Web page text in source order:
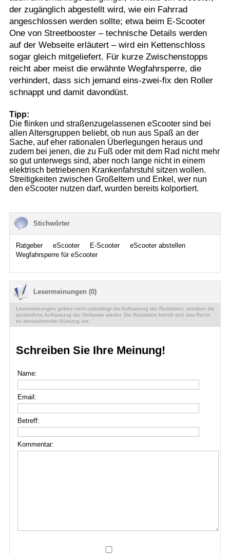
der zugänglich abgestellt wird, wie ein Fahrrad
angeschlossen werden sollte; etwa beim E-Scooter
One von Streetbooster – technische Details werden
auf der Webseite erläutert – wird ein Kettenschloss
sogar gleich mitgeliefert. Für kurze Zwischenstopps
reicht aber meist die erwähnte Wegfahrsperre, die
verhindert, dass sich jemand eins-zwei-fix den Roller
schnappt und damit davondüst.
Tipp:
Die flinken und straßenzugelassenen eScooter sind bei
allen Altersgruppen beliebt, ob nun aus Spaß an der
Sache, auf eher rationalen Überlegungen heraus und
zudem bei jenen, die zu Fuß oder mit dem Rad nicht mehr
so gut unterwegs sind, aber noch lange nicht in einem
elektrisch betriebenen Krankenfahrstuhl sitzen wollen.
Streitigkeiten zwischen Großeltern und Enkel, wer nun
den eScooter nutzen darf, wurden bereits kolportiert.
Stichwörter
Ratgeber eScooter E-Scooter
eScooter abstellen
Wegfahrsperre für eScooter
Lesermeinungen (0)
Lesermeinungen geben nicht unbedingt die Auffassung der Redaktion, sondern die
persönliche Auffassung der Verfasser wieder. Die Redaktion behält sich das Recht
zu sinnwahrender Kürzung vor.
Schreiben Sie Ihre Meinung!
Name:
Email:
Betreff:
Kommentar: